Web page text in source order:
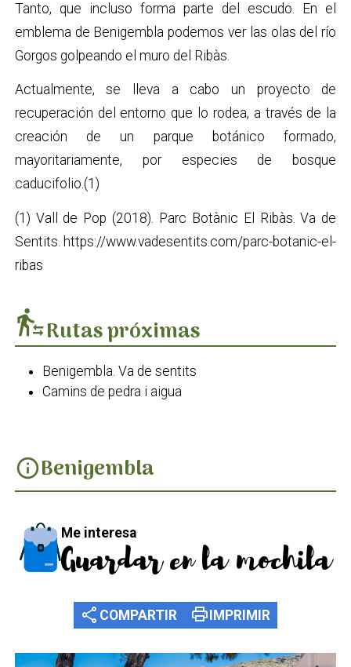
Tanto, que incluso forma parte del escudo. En el
emblema de Benigembla podemos ver las olas del río
Gorgos golpeando el muro del Ribàs.
Actualmente, se lleva a cabo un proyecto de
recuperación del entorno que lo rodea, a través de la
creación de un parque botánico formado,
mayoritariamente, por especies de bosque
caducifolio.(1)
(1) Vall de Pop (2018). Parc Botànic El Ribàs. Va de
Sentits. https://www.vadesentits.com/parc-botanic-el-
ribas
transfer_within_a_stationRutas próximas
Benigembla. Va de sentits
Camins de pedra i aigua
infoBenigembla
Me interesa
Guardar en la mochila
share COMPARTIR print IMPRIMIR